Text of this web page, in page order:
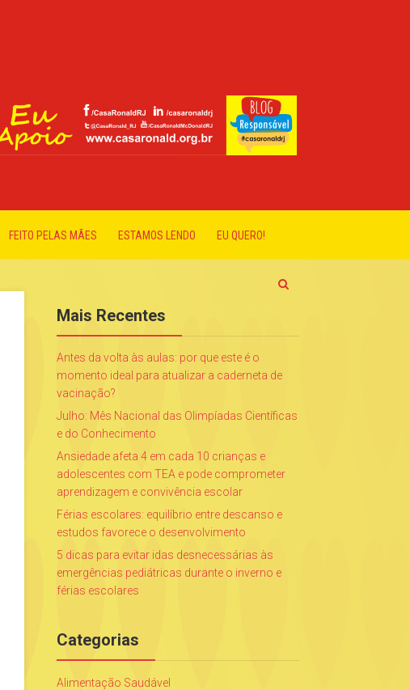
FEITO PELAS MÃES ESTAMOS LENDO EU QUERO!
Mais Recentes
Antes da volta às aulas: por que este é o
momento ideal para atualizar a caderneta de
vacinação?
Julho: Mês Nacional das Olimpíadas Científicas
e do Conhecimento
Ansiedade afeta 4 em cada 10 crianças e
adolescentes com TEA e pode comprometer
aprendizagem e convivência escolar
Férias escolares: equilíbrio entre descanso e
estudos favorece o desenvolvimento
5 dicas para evitar idas desnecessárias às
emergências pediátricas durante o inverno e
férias escolares
Categorias
Alimentação Saudável